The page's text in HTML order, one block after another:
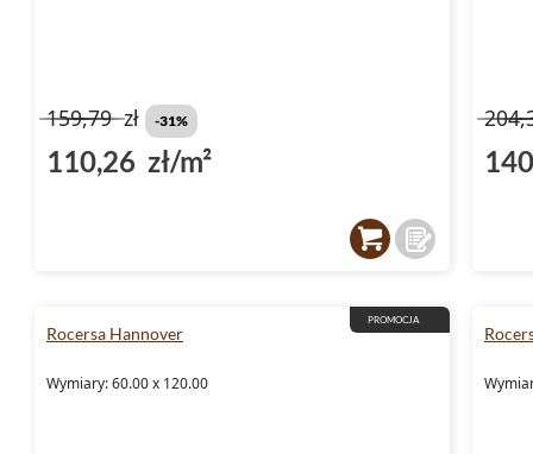
159,79zł -31%
110,26 zł/m²
PROMOCJA
Rocersa Hannover
Wymiary: 60.00 x 120.00